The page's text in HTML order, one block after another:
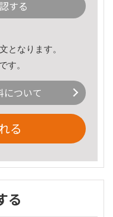
する
となります。
す。
について
る
る